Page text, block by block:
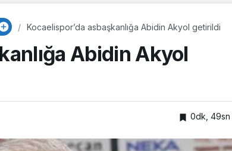
Kocaelispor’da asbaşkanlığa Abidin Akyol getirildi
Abidin Akyol
0dk, 49sn